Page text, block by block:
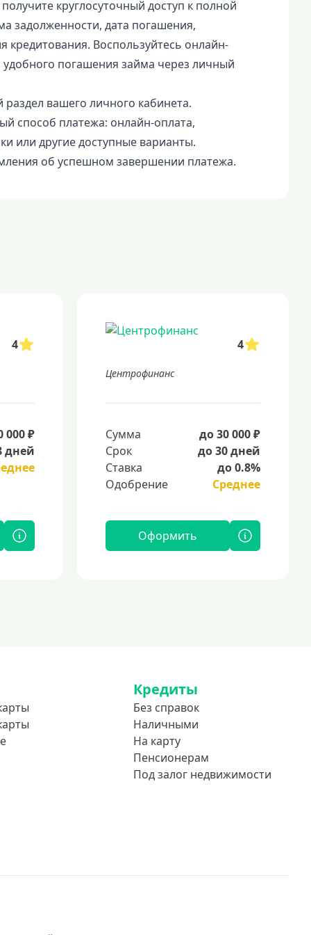
круглосуточный доступ к полной
задолженности, дата погашения,
кредитования. Воспользуйтесь онлайн-
погашения займа через личный
вашего личного кабинета.
способ платежа: онлайн-оплата,
или другие доступные варианты.
об успешном завершении платежа.
4
000 ₽
дней
4
Центрофинанс
Сумма
до 30 000 ₽
Срок
до 30 дней
Ставка
до 0.8%
Одобрение
Среднее
Оформить
Кредиты
Без справок
Наличными
На карту
Пенсионерам
Под залог недвижимости